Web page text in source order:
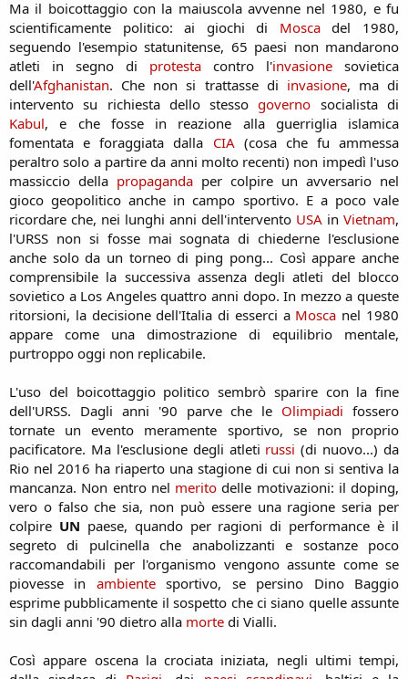
Ma il boicottaggio con la maiuscola avvenne nel 1980, e fu
scientificamente politico: ai giochi di Moscadel 1980,
seguendo l'esempio statunitense, 65 paesi non mandarono
atleti in segno di protesta contro l'invasione sovietica
dell'Afghanistan. Che non si trattasse di invasione, ma di
intervento su richiesta dello stessogoverno socialista di
Kabul, e che fosse in reazione alla guerriglia islamica
fomentata e foraggiata dalla CIA (cosa che fu ammessa
peraltro solo a partire da anni molto recenti) non impedì l'uso
massiccio della propaganda per colpire un avversario nel
gioco geopolitico anche in campo sportivo. E a poco vale
ricordare che, nei lunghi anni dell'intervento USA in Vietnam,
l'URSS non si fosse mai sognata di chiederne l'esclusione
anche solo da un torneo di ping pong... Così appare anche
comprensibile la successiva assenza degli atleti del blocco
sovietico a Los Angeles quattro anni dopo. In mezzo a queste
ritorsioni, la decisione dell'Italia di esserci a Mosca nel 1980
appare come una dimostrazione di equilibrio mentale,
purtroppo oggi non replicabile.
L'uso del boicottaggio politico sembrò sparire con la fine
dell'URSS. Dagli anni '90 parve che le Olimpiadi fossero
tornate un evento meramente sportivo, se non proprio
pacificatore. Ma l'esclusione degli atleti russi (di nuovo...) da
Rio nel 2016 ha riaperto una stagione di cui non si sentiva la
mancanza. Non entro nel merito delle motivazioni: il doping,
vero o falso che sia, non può essere una ragione seria per
colpire UN paese, quando per ragioni di performance è il
segreto di pulcinella che anabolizzanti e sostanze poco
raccomandabili per l'organismo vengono assunte come se
piovesse in ambientesportivo, se persino Dino Baggio
esprime pubblicamente il sospetto che ci siano quelle assunte
sin dagli anni '90 dietro alla morte di Vialli.
Così appare oscena la crociata iniziata, negli ultimi tempi,